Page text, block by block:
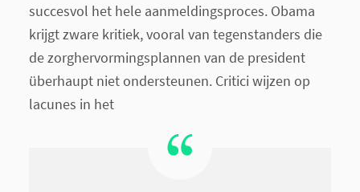
succesvol het hele aanmeldingsproces. Obama
krijgt zware kritiek, vooral van tegenstanders die
de zorghervormingsplannen van de president
überhaupt niet ondersteunen. Critici wijzen op
lacunes in het